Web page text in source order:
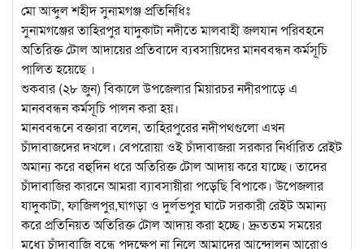
মো আব্দুল শহীদ সুনামগঞ্জ প্রতিনিধিঃ
সুনামগঞ্জের তাহিরপুর যাদুকাটা নদীতে মালবাহী জলযান পরিবহনে
অতিরিক্ত টোল আদায়ের প্রতিবাদে ব্যবসায়িদের মানববন্ধন কর্মসূচি
পালিত হয়েছে ।
শুকবার (২৮ জুন) বিকালে উপজেলার মিয়ারচর নদীরপাড়ে এ
মানববন্ধন কর্মসূচি পালন করা হয়।
মানববন্ধনে বক্তারা বলেন, তাহিরপুরের নদীপথগুলো এখন
চাঁদাবাজদের দখলে। বেপরোয়া ওই চাঁদাবাজরা সরকার নির্ধারিত রেইট
অমান্য করে বহুদিন ধরে অতিরিক্ত টোল আদায় করে যাচ্ছে। তাদের
চাঁদাবাজির কারনে আমরা ব্যাবসায়ীরা পড়েছি বিপাকে। উপেজলার
যাদুকাটা, ফাজিলপুর,ঘাগড়া ও দুর্লভপুর ঘাটে সরকারী রেইট অমান্য
করে প্রতিনিয়ত অতিরিক্ত টোল আদায় করা হচ্ছে। দ্রুততম সময়ের
মধ্যে চাঁদাবাজি বন্ধে পদক্ষেপ না নিলে আমাদের আন্দোলন আরোও